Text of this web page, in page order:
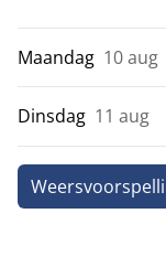
Maandag 10 aug
Dinsdag 11 aug